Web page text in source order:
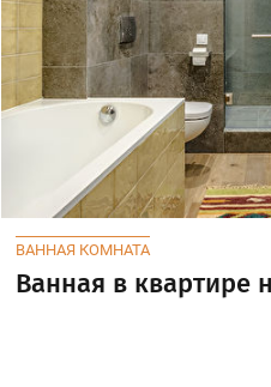
ВАННАЯ КОМНАТА
Ванная в квартире